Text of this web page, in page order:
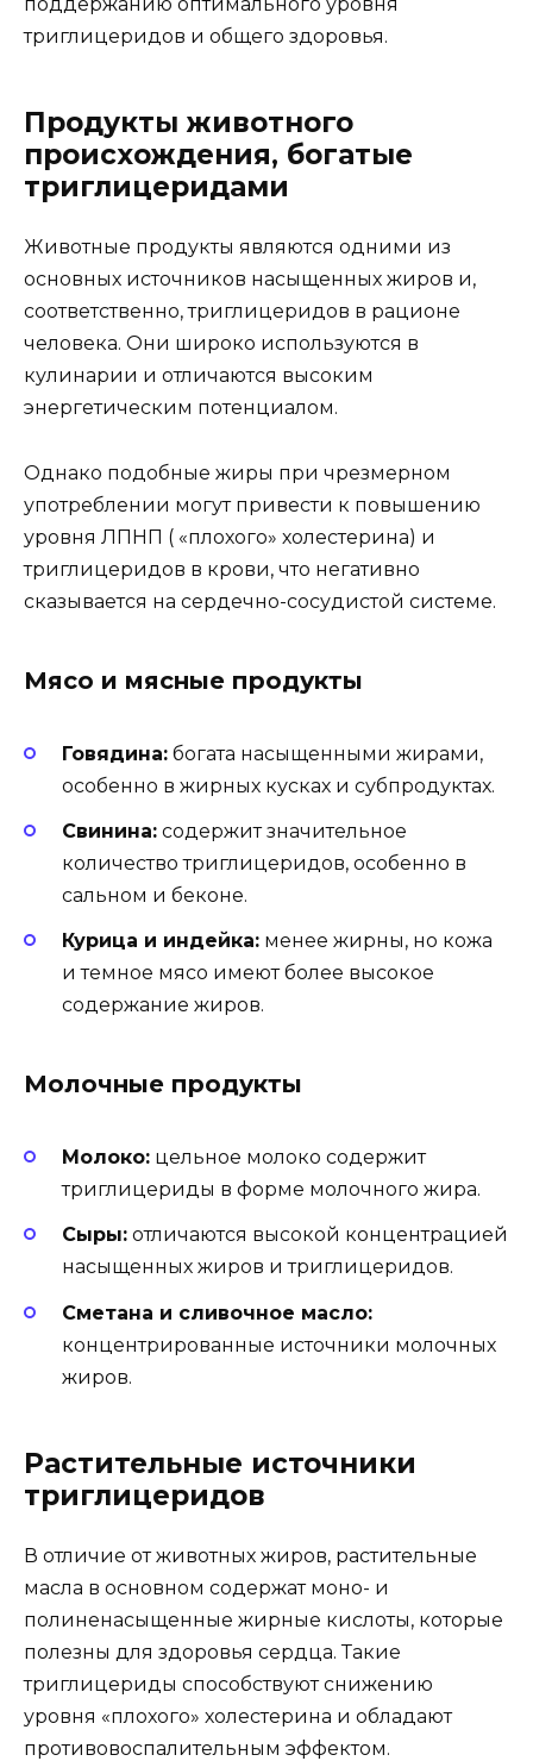
поддержанию оптимального уровня
триглицеридов и общего здоровья.
Продукты животного
происхождения, богатые
триглицеридами
Животные продукты являются одними из
основных источников насыщенных жиров и,
соответственно, триглицеридов в рационе
человека. Они широко используются в
кулинарии и отличаются высоким
энергетическим потенциалом.
Однако подобные жиры при чрезмерном
употреблении могут привести к повышению
уровня ЛПНП ( «плохого» холестерина) и
триглицеридов в крови, что негативно
сказывается на сердечно-сосудистой системе.
Мясо и мясные продукты
Говядина: богата насыщенными жирами,
особенно в жирных кусках и субпродуктах.
Свинина: содержит значительное
количество триглицеридов, особенно в
сальном и беконе.
Курица и индейка: менее жирны, но кожа
и темное мясо имеют более высокое
содержание жиров.
Молочные продукты
Молоко: цельное молоко содержит
триглицериды в форме молочного жира.
Сыры: отличаются высокой концентрацией
насыщенных жиров и триглицеридов.
Сметана и сливочное масло:
концентрированные источники молочных
жиров.
Растительные источники
триглицеридов
В отличие от животных жиров, растительные
масла в основном содержат моно- и
полиненасыщенные жирные кислоты, которые
полезны для здоровья сердца. Такие
триглицериды способствуют снижению
уровня «плохого» холестерина и обладают
противовоспалительным эффектом.